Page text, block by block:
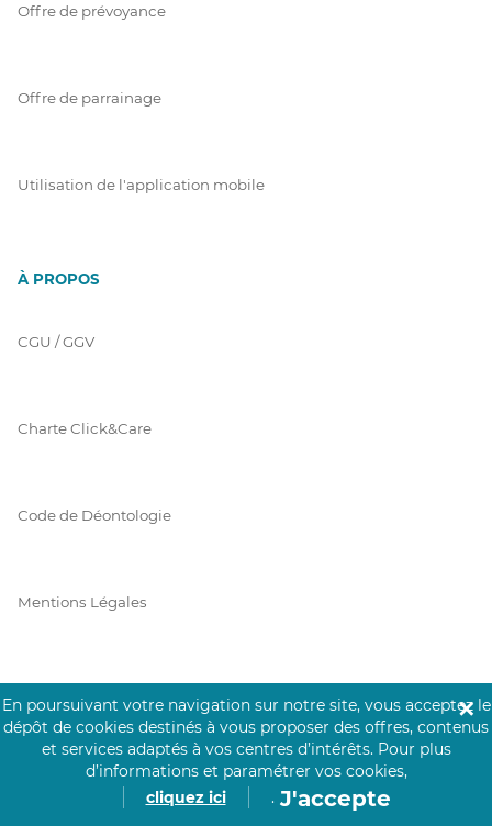
Offre de prévoyance
Offre de parrainage
Utilisation de l'application mobile
À PROPOS
CGU / GGV
Charte Click&Care
Code de Déontologie
Mentions Légales
Prérequis Click&Care
Protection des Données
En poursuivant votre navigation sur notre site, vous acceptez le
dépôt de cookies destinés à vous proposer des offres, contenus
et services adaptés à vos centres d’intérêts. Pour plus
d’informations et paramétrer vos cookies,
cliquez ici
. J'accepte
✕